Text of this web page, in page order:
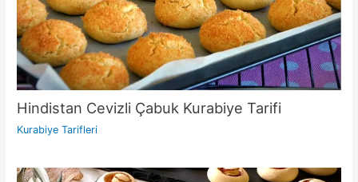
Hindistan Cevizli Çabuk Kurabiye Tarifi
Kurabiye Tarifleri